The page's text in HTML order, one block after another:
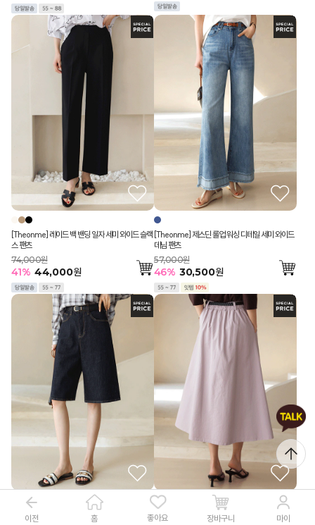
이전 홈 좋아요 장바구니 마이
[Theonme] 레이드 백 밴딩 일자 세미 와이드 슬랙
스 팬츠
74,000원
41% 44,000원
[Theonme] 제스딘 롤업 워싱 디테일 세미 와이드
데님 팬츠
57,000원
46% 30,500원
[Theonme] 메르벤 히든밴딩 세미 와이드 5부 면 [Theonme] 스즈나 사선 포켓 꽈배기 벨트SET A